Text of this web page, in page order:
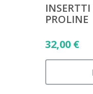
INSERTTI
PROLINE
32,00 €